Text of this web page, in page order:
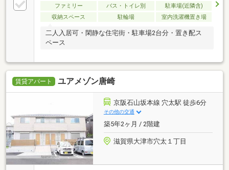
ファミリー バス・トイレ別
駐車場(近隣含)
収納スペース
駐輪場 室内洗濯機置き場
二人入居可・閑静な住宅街・駐車場2台分・置き配ス
ペース
賃貸アパート ユアメゾン唐崎
京阪石山坂本線 穴太駅 徒歩6分
その他の交通
築5年2ヶ月 / 2階建
滋賀県大津市穴太１丁目